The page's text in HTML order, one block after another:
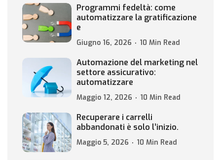
Programmi fedeltà: come
automatizzare la gratificazione
e
Giugno 16, 2026 10 Min Read
Automazione del marketing nel
settore assicurativo:
automatizzare
Maggio 12, 2026 10 Min Read
Recuperare i carrelli
abbandonati è solo l’inizio.
Maggio 5, 2026 10 Min Read